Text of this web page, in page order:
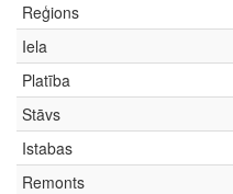
Reģions
Iela
Platība
Stāvs
Istabas
Remonts